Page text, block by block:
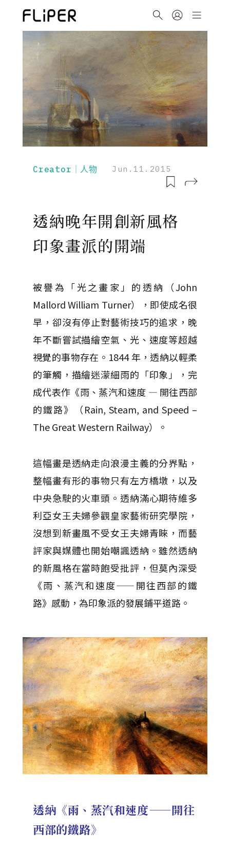
Creator｜人物 Jun.11.2015
透納晚年開創新風格
印象畫派的開端
被譽為「光之畫家」的透納（John
Mallord William Turner），即使成名很
早，卻沒有停止對藝術技巧的追求，晚
年不斷嘗試描繪空氣、光、速度等超越
視覺的事物存在。1844 年，透納以輕柔
的筆觸，描繪迷濛細雨的「印象」，完
成代表作《雨、蒸汽和速度 — 開往西部
的鐵路》（Rain, Steam, and Speed –
The Great Western Railway）。
這幅畫是透納走向浪漫主義的分界點，
整幅畫有形的事物只有左方橋墩，以及
中央急駛的火車頭。透納滿心期待維多
利亞女王夫婦參觀皇家藝術研究學院，
沒想到新畫風不受女王夫婦青睞，而藝
評家與媒體也開始嘲諷透納。雖然透納
的新風格在當時飽受批評，但莫內深受
《雨、蒸汽和速度——開往西部的鐵
路》感動，為印象派的發展鋪平道路。
透納《雨、蒸汽和速度——開往
西部的鐵路》